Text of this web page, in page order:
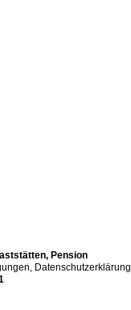
Pension
, Datenschutzerklärung